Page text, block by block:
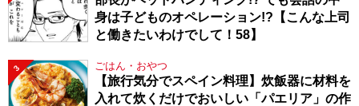
身は子どものオペレーション!?【こんな上司
と働きたいわけでして！58】
3 ごはん・おやつ
【旅行気分でスペイン料理】炊飯器に材料を
入れて炊くだけでおいしい「パエリア」の作